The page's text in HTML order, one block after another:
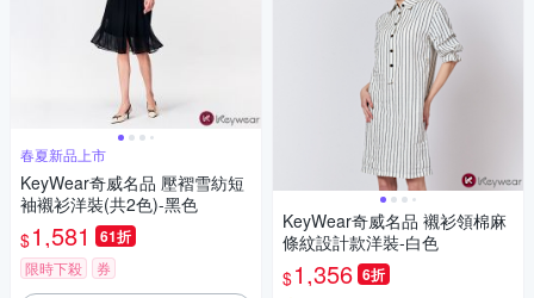
春夏新品上市
KeyWear奇威名品 壓褶雪紡短
袖襯衫洋裝(共2色)-黑色
$1,581 61折
限時下殺 券
KeyWear奇威名品 襯衫領棉麻
條紋設計款洋裝-白色
$1,356 6折